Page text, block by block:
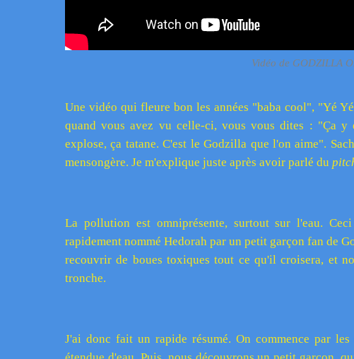
Vidéo de GODZILLA
Une vidéo qui fleure bon les années "baba cool", "Yé
quand vous avez vu celle-ci, vous vous dites : "Ça y
explose, ça tatane. C'est le Godzilla que l'on aime".
mensongère. Je m'explique juste après avoir parlé du
La pollution est omniprésente, surtout sur l'eau.
rapidement nommé Hedorah par un petit garçon fan de
recouvrir de boues toxiques tout ce qu'il croisera, et
tronche.
J'ai donc fait un rapide résumé. On commence par